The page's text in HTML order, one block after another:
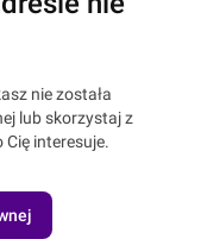
nie została
lub skorzystaj z
interesuje.